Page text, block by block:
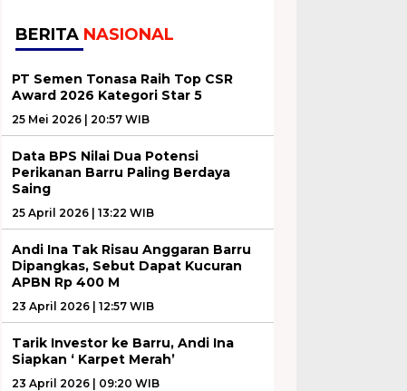
BERITA NASIONAL
PT Semen Tonasa Raih Top CSR
Award 2026 Kategori Star 5
25 Mei 2026 | 20:57 WIB
Data BPS Nilai Dua Potensi
Perikanan Barru Paling Berdaya
Saing
25 April 2026 | 13:22 WIB
Andi Ina Tak Risau Anggaran Barru
Dipangkas, Sebut Dapat Kucuran
APBN Rp 400 M
23 April 2026 | 12:57 WIB
Tarik Investor ke Barru, Andi Ina
Siapkan ‘ Karpet Merah’
23 April 2026 | 09:20 WIB